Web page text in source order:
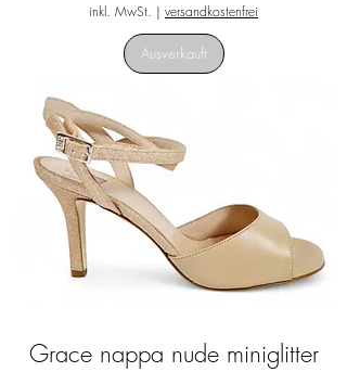
inkl. MwSt. | versandkostenfrei
Ausverkauft
Grace nappa nude miniglitter